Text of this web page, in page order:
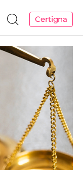
Certigna